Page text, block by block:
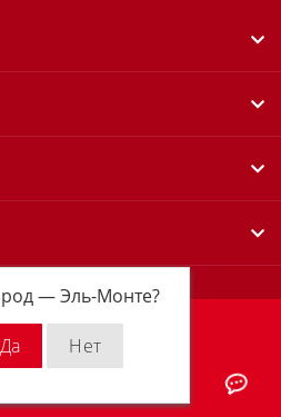
—Эль-Монте?
Russia © 2026